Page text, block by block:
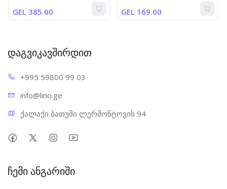
GEL 385.00 GEL 169.00
დაგვიკავშირდით
+995 59800 99 03
info@lino.ge
ქალაქი ბათუმი ლერმონტოვის 94
ჩემი ანგარიში